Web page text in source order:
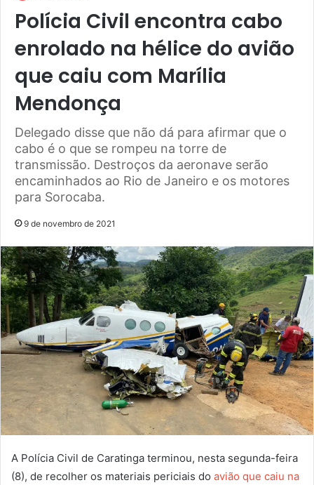
Polícia Civil encontra cabo
enrolado na hélice do avião
que caiu com Marília
Mendonça
Delegado disse que não dá para afirmar que o
cabo é o que se rompeu na torre de
transmissão. Destroços da aeronave serão
encaminhados ao Rio de Janeiro e os motores
para Sorocaba.
9 de novembro de 2021
A Polícia Civil de Caratinga terminou, nesta segunda-feira
(8), de recolher os materiais periciais do avião que caiu na